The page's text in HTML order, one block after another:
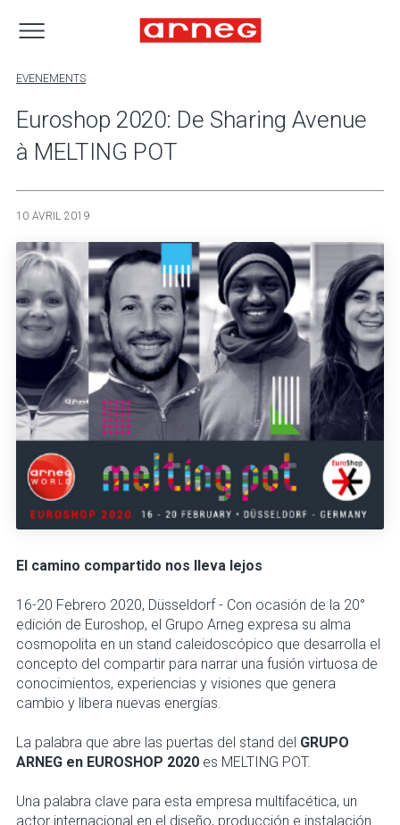
EVENEMENTS
Euroshop 2020: De Sharing Avenue
à MELTING POT
10 AVRIL 2019
El camino compartido nos lleva lejos
16-20 Febrero 2020, Düsseldorf - Con ocasión de la 20°
edición de Euroshop, el Grupo Arneg expresa su alma
cosmopolita en un stand caleidoscópico que desarrolla el
concepto del compartir para narrar una fusión virtuosa de
conocimientos, experiencias y visiones que genera
cambio y libera nuevas energías.
La palabra que abre las puertas del stand del GRUPO
ARNEG en EUROSHOP 2020 es MELTING POT.
Una palabra clave para esta empresa multifacética, un
actor internacional en el diseño, producción e instalación